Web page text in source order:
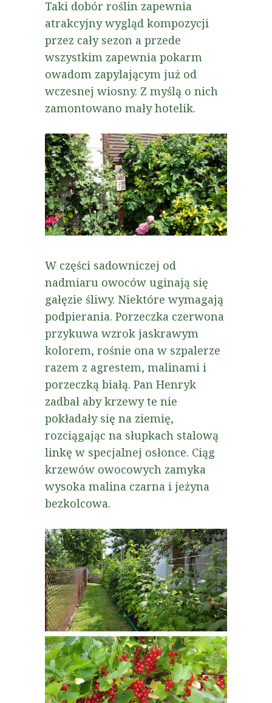
Taki dobór roślin zapewnia
atrakcyjny wygląd kompozycji
przez cały sezon a przede
wszystkim zapewnia pokarm
owadom zapylającym już od
wczesnej wiosny. Z myślą o nich
zamontowano mały hotelik.
W części sadowniczej od
nadmiaru owoców uginają się
gałęzie śliwy. Niektóre wymagają
podpierania. Porzeczka czerwona
przykuwa wzrok jaskrawym
kolorem, rośnie ona w szpalerze
razem z agrestem, malinami i
porzeczką białą. Pan Henryk
zadbał aby krzewy te nie
pokładały się na ziemię,
rozciągając na słupkach stalową
linkę w specjalnej osłonce. Ciąg
krzewów owocowych zamyka
wysoka malina czarna i jeżyna
bezkolcowa.